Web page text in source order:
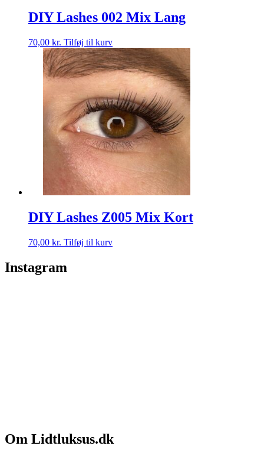
DIY Lashes 002 Mix Lang
70,00 kr. Tilføj til kurv
DIY Lashes Z005 Mix Kort
70,00 kr. Tilføj til kurv
Instagram
Om Lidtluksus.dk